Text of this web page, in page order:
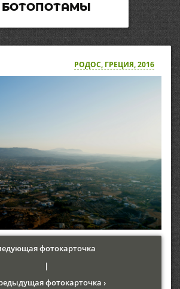
БОТОПОТАМЫ
РОДОС, ГРЕЦИЯ, 2016
фотокарточка
|
фотокарточка ›